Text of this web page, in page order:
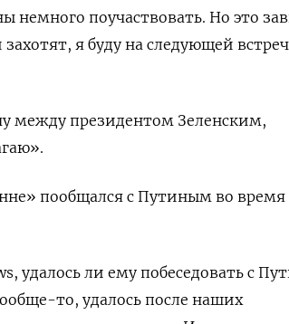
немного поучаствовать. Но это
я буду на следующей
между президентом Зеленским,
пообщался с Путиным во время
удалось ли ему побеседовать с
то, удалось после наших